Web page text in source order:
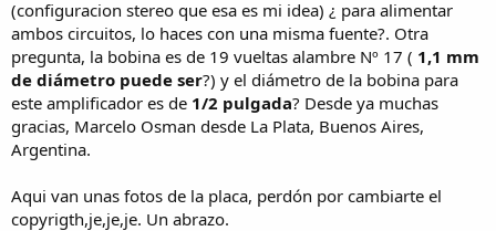
(configuracion stereo que esa es mi idea) ¿ para alimentar
ambos circuitos, lo haces con una misma fuente?. Otra
pregunta, la bobina es de 19 vueltas alambre Nº 17 ( 1,1 mm
de diámetro puede ser?) y el diámetro de la bobina para
este amplificador es de 1/2 pulgada? Desde ya muchas
gracias, Marcelo Osman desde La Plata, Buenos Aires,
Argentina.
Aqui van unas fotos de la placa, perdón por cambiarte el
copyrigth,je,je,je. Un abrazo.